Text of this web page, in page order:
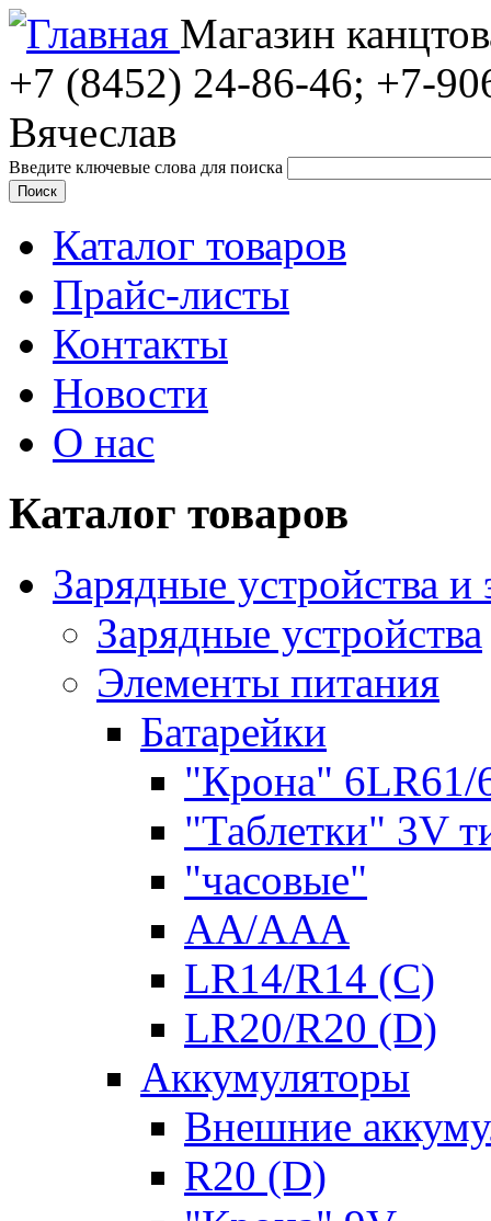
Магазин
+7 (8452) 24-86-46; +7-
Вячеслав
Введите ключевые слова для поиска
Каталог товаров
Прайс-листы
Контакты
Новости
О нас
Каталог товаров
Зарядные устройства
Зарядные устройства
Элементы питания
Батарейки
"Крона" 6LR61/
"Таблетки" 3V
"часовые"
AA/AAA
LR14/R14 (C)
LR20/R20 (D)
Аккумуляторы
Внешние
R20 (D)